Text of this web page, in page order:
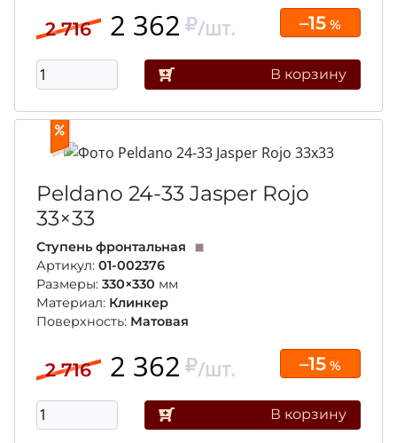
2 716 2 362 /шт. –15 %
В корзину
Peldano 24-33 Jasper Rojo
33×33
Ступень фронтальная
Артикул: 01-002376
Размеры: 330×330 мм
Материал: Клинкер
Поверхность: Матовая
2 716 2 362 /шт. –15 %
В корзину